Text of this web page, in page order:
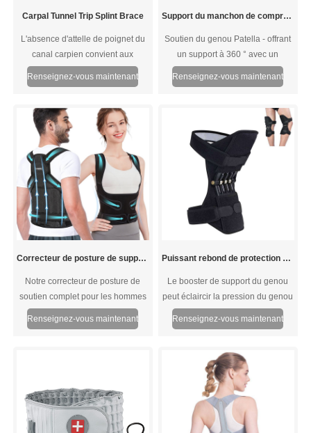
Carpal Tunnel Trip Splint Brace
L'absence d'attelle de poignet du
canal carpien convient aux
hommes et aux femmes, à gauche
et à droite. Il vous permet de
pression pour réduire efficacement
la douleur, l'inflammation et
l'enflure.
Renseignez-vous maintenant
Support du manchon de compression du genou avec coussinet de gel de rotule et stabilisateurs de ressort latéral
Soutien du genou Patella - offrant
un support à 360 ° avec un
coussin de gel de rotule intégré et
des stabilisateurs latéraux Ce
permet de vous plier, de vous
accroupir et de se déplacer avec
plus de contrôle et un confort
amélioré pour réduire la tension, la
tension et la douleur pendant les
activités.
Renseignez-vous maintenant
Correcteur de posture de support complet complet
Notre correcteur de posture de
soutien complet pour les hommes
et les femmes fournit un soutien
autour de votre région lombaire
Renseignez-vous maintenant
Puissant rebond de protection du genou pour les douleurs articulaires
Le booster de support du genou
peut éclaircir la pression du genou
à environ 40 kg de votre poids.
Cela vous fait vous sentir léger,
permettant de soulever facilement
chaque genou au fur et à mesure
que vous accompagnez vos
activités. Vous n'aurez plus jamais
à vous soucier de l'inconfort
Renseignez-vous maintenant